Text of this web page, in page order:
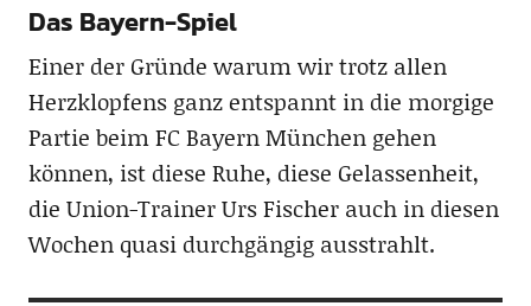
Das Bayern-Spiel
Einer der Gründe warum wir trotz allen
Herzklopfens ganz entspannt in die morgige
Partie beim FC Bayern München gehen
können, ist diese Ruhe, diese Gelassenheit,
die Union-Trainer Urs Fischer auch in diesen
Wochen quasi durchgängig ausstrahlt.